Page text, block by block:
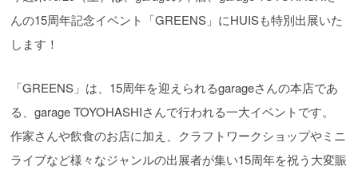
んの15周年記念イベント「GREENS」にHUISも特別出展いた
します！
「GREENS」は、15周年を迎えられるgarageさんの本店であ
る、garage TOYOHASHIさんで行われる一大イベントです。
作家さんや飲食のお店に加え、クラフトワークショップやミニ
ライブなど様々なジャンルの出展者が集い15周年を祝う大変賑